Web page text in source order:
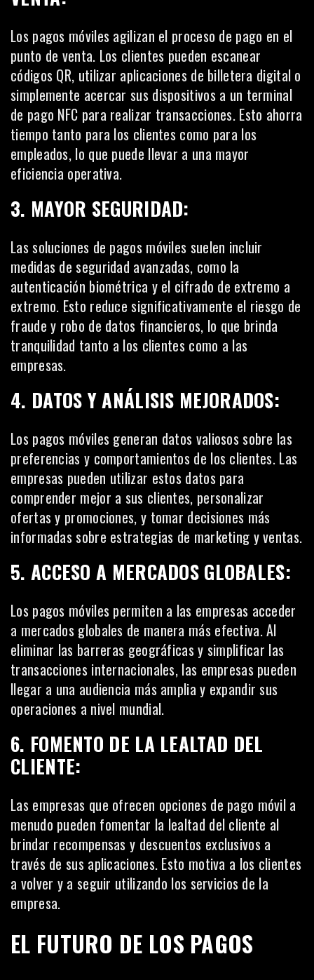
Los pagos móviles agilizan el proceso de pago en el
punto de venta. Los clientes pueden escanear
códigos QR, utilizar aplicaciones de billetera digital o
simplemente acercar sus dispositivos a un terminal
de pago NFC para realizar transacciones. Esto ahorra
tiempo tanto para los clientes como para los
empleados, lo que puede llevar a una mayor
eficiencia operativa.
3. MAYOR SEGURIDAD:
Las soluciones de pagos móviles suelen incluir
medidas de seguridad avanzadas, como la
autenticación biométrica y el cifrado de extremo a
extremo. Esto reduce significativamente el riesgo de
fraude y robo de datos financieros, lo que brinda
tranquilidad tanto a los clientes como a las
empresas.
4. DATOS Y ANÁLISIS MEJORADOS:
Los pagos móviles generan datos valiosos sobre las
preferencias y comportamientos de los clientes. Las
empresas pueden utilizar estos datos para
comprender mejor a sus clientes, personalizar
ofertas y promociones, y tomar decisiones más
informadas sobre estrategias de marketing y ventas.
5. ACCESO A MERCADOS GLOBALES:
Los pagos móviles permiten a las empresas acceder
a mercados globales de manera más efectiva. Al
eliminar las barreras geográficas y simplificar las
transacciones internacionales, las empresas pueden
llegar a una audiencia más amplia y expandir sus
operaciones a nivel mundial.
6. FOMENTO DE LA LEALTAD DEL
CLIENTE:
Las empresas que ofrecen opciones de pago móvil a
menudo pueden fomentar la lealtad del cliente al
brindar recompensas y descuentos exclusivos a
través de sus aplicaciones. Esto motiva a los clientes
a volver y a seguir utilizando los servicios de la
empresa.
EL FUTURO DE LOS PAGOS